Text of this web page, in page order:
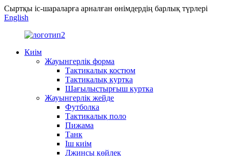
Сыртқы іс-шараларға арналған өнімдердің барлық түрлері
English
Киім
Жауынгерлік форма
Тактикалық костюм
Тактикалық куртка
Шағылыстырғыш куртка
Жауынгерлік жейде
Футболка
Тактикалық поло
Пижама
Танк
Іш киім
Джинсы көйлек